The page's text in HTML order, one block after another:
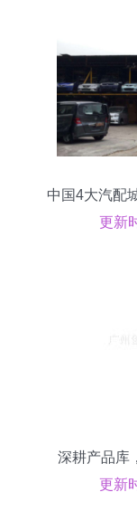
中国4大汽配
更新
深耕产品库
更新